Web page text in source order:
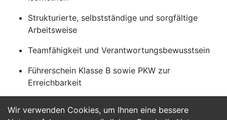
Wir verwenden Cookies, um Ihnen eine bessere
Strukturierte, selbstständige und sorgfältige
Arbeitsweise
Teamfähigkeit und Verantwortungsbewusstsein
Führerschein Klasse B sowie PKW zur
Erreichbarkeit